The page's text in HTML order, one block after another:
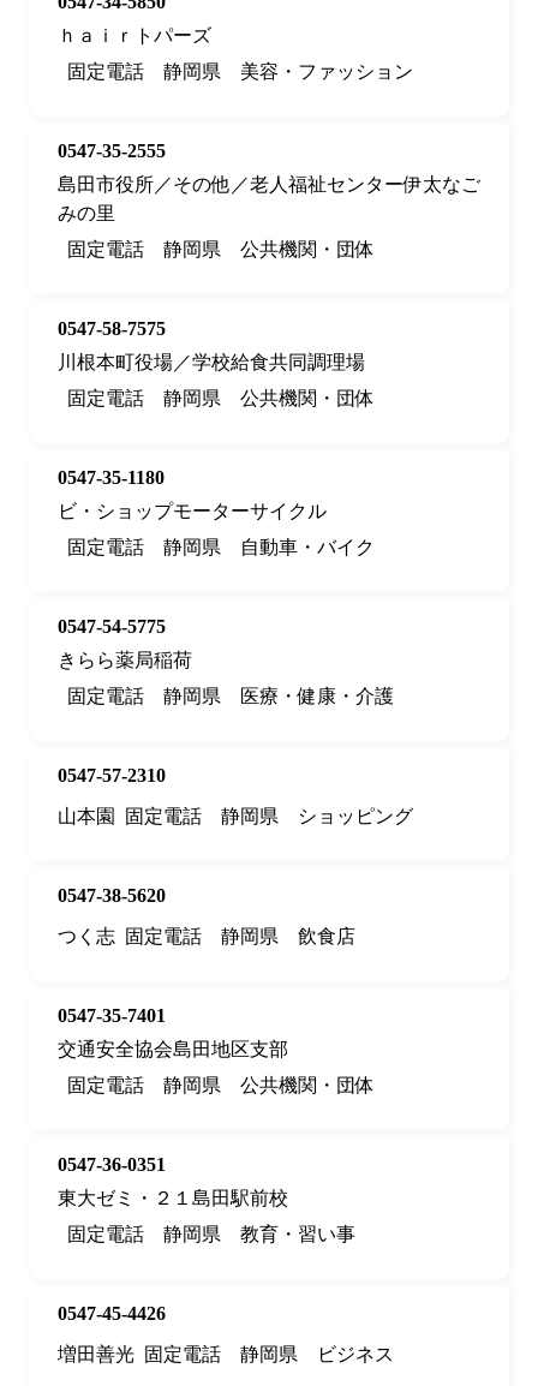
ｈａｉｒトパーズ
固定電話
静岡県 美容・ファッション
0547-35-2555
島田市役所／その他／老人福祉センター伊太なご
みの里
固定電話
静岡県 公共機関・団体
0547-58-7575
川根本町役場／学校給食共同調理場
固定電話
静岡県 公共機関・団体
0547-35-1180
ビ・ショップモーターサイクル
固定電話
静岡県 自動車・バイク
0547-54-5775
きらら薬局稲荷
固定電話
静岡県 医療・健康・介護
0547-57-2310
山本園
固定電話 静岡県 ショッピング
0547-38-5620
つく志 固定電話 静岡県 飲食店
0547-35-7401
交通安全協会島田地区支部
固定電話
静岡県 公共機関・団体
0547-36-0351
東大ゼミ・２１島田駅前校
固定電話
静岡県 教育・習い事
0547-45-4426
増田善光 固定電話 静岡県 ビジネス